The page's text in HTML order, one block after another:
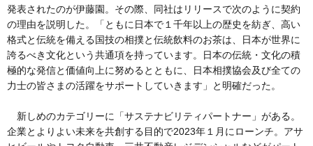
発表されたのが伊藤園。その際、同社はリリースで次のように契約
の理由を説明した。「ともに日本で１千年以上の歴史を紡ぎ、高い
格式と伝統を備える国技の相撲と伝統飲料のお茶は、日本が世界に
誇るべき文化という共通項を持っています。日本の伝統・文化の積
極的な発信と価値向上に努めるとともに、日本相撲協会及び全ての
力士の皆さまの活躍をサポートしていきます」と明確だった。
新しめのカテゴリーに「サステナビリティパートナー」がある。
企業とよりよい未来を共創する目的で2023年１月にローンチ。アサ